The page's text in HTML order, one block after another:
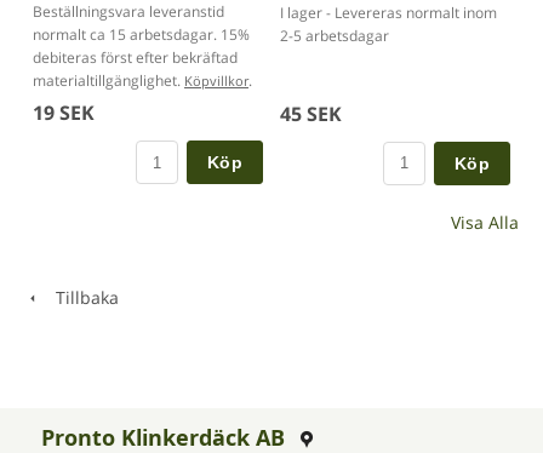
Beställningsvara leveranstid
normalt ca 15 arbetsdagar. 15%
debiteras först efter bekräftad
materialtillgänglighet. Köpvillkor.
19 SEK
Köp
I lager - Levereras normalt inom
2-5 arbetsdagar
45 SEK
Köp
Visa Alla
Tillbaka
Pronto Klinkerdäck AB